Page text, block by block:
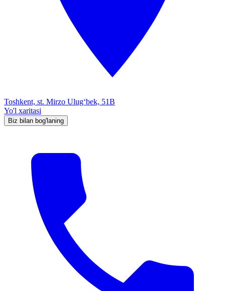
Toshkent, st. Mirzo Ulug‘bek, 51B
Yo'l xaritasi
Biz bilan bog'laning